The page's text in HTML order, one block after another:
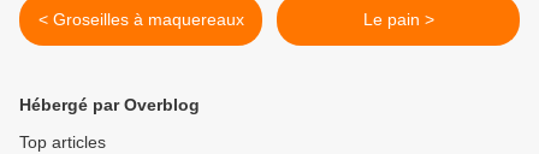
< Groseilles à maquereaux Le pain >
Hébergé par Overblog
Top articles